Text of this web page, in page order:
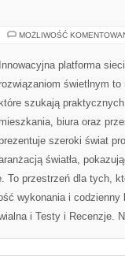
MOŻLIWOŚĆ
Innowacyjna platforma
rozwiązaniom świetlnym
które szukają
mieszkania, biura oraz
szeroki świat
światła,
To przestrzeń dla tych,
wykonania i
i Testy i Recenzje.